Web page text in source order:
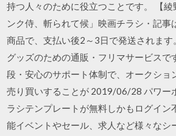
持つ人々のために役立つことです。 【
ンク侍、斬られて候」映画チラシ・記事
商品で、支払い後2～3日で発送されます
グッズのための通販・フリマサービスで
段・安心のサポート体制で、オークショ
売り買いすることが 2019/06/28 パワー
ラシテンプレートが無料しかもログイン
能イベントやセール、求人など様々なシ